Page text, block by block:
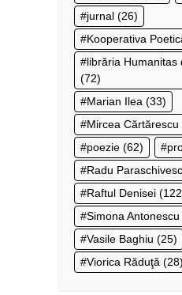
jurnal (26)
Kooperativa
librăria Humanitas
(72)
Marian Ilea (33)
Mircea Cărtărescu
poezie (62)
Radu
Raftul Denisei
Simona Antonescu
Vasile Baghiu (25)
Viorica Răduţă (28)